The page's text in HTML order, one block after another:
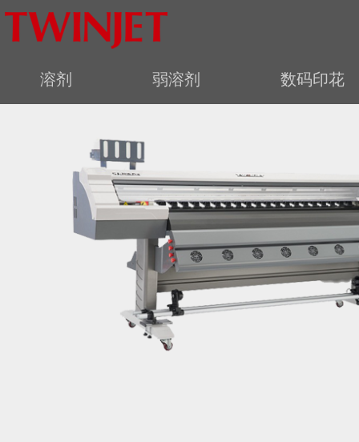
溶剂 弱溶剂 数码印花